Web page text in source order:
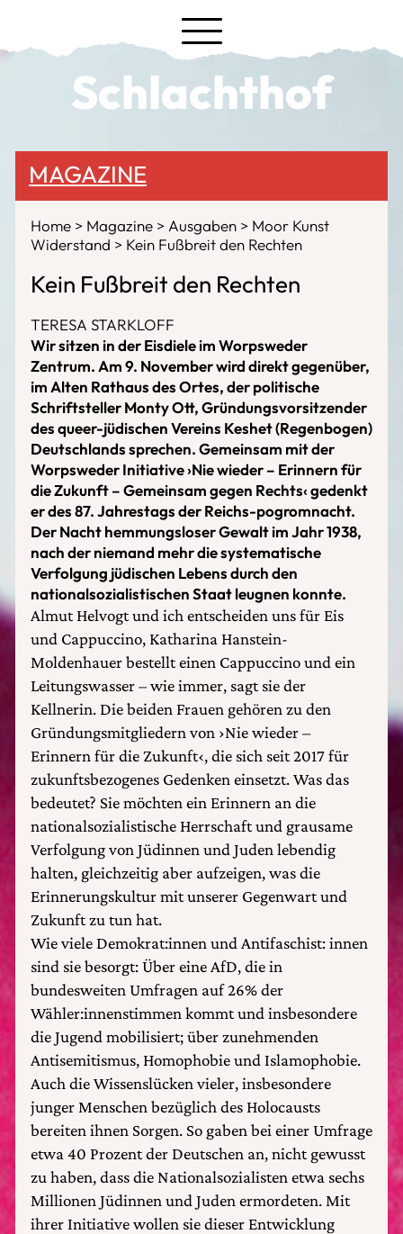
Schlachthof
MAGAZINE
Home Magazine Ausgaben
Moor Kunst
Widerstand
Kein Fußbreit den Rechten
Kein Fußbreit den Rechten
TERESA STARKLOFF
Wir sitzen in der Eisdiele im Worpsweder
Zentrum. Am 9. November wird direkt gegenüber,
im Alten Rathaus des Ortes, der politische
Schriftsteller Monty Ott, Gründungsvorsitzender
des queer-jüdischen Vereins Keshet (Regenbogen)
Deutschlands sprechen. Gemeinsam mit der
Worpsweder Initiative ›Nie wieder – Erinnern für
die Zukunft – Gemeinsam gegen Rechts‹ gedenkt
er des 87. Jahrestags der Reichs-pogromnacht.
Der Nacht hemmungsloser Gewalt im Jahr 1938,
nach der niemand mehr die systematische
Verfolgung jüdischen Lebens durch den
nationalsozialistischen Staat leugnen konnte.
Almut Helvogt und ich entscheiden uns für Eis
und Cappuccino, Katharina Hanstein-
Moldenhauer bestellt einen Cappuccino und ein
Leitungswasser – wie immer, sagt sie der
Kellnerin. Die beiden Frauen gehören zu den
Gründungsmitgliedern von ›Nie wieder –
Erinnern für die Zukunft‹, die sich seit 2017 für
zukunftsbezogenes Gedenken einsetzt. Was das
bedeutet? Sie möchten ein Erinnern an die
nationalsozialistische Herrschaft und grausame
Verfolgung von Jüdinnen und Juden lebendig
halten, gleichzeitig aber aufzeigen, was die
Erinnerungskultur mit unserer Gegenwart und
Zukunft zu tun hat.
Wie viele Demokrat:innen und Antifaschist: innen
sind sie besorgt: Über eine AfD, die in
bundesweiten Umfragen auf 26% der
Wähler:innenstimmen kommt und insbesondere
die Jugend mobilisiert; über zunehmenden
Antisemitismus, Homophobie und Islamophobie.
Auch die Wissenslücken vieler, insbesondere
junger Menschen bezüglich des Holocausts
bereiten ihnen Sorgen. So gaben bei einer Umfrage
etwa 40 Prozent der Deutschen an, nicht gewusst
zu haben, dass die Nationalsozialisten etwa sechs
Millionen Jüdinnen und Juden ermordeten. Mit
ihrer Initiative wollen sie dieser Entwicklung